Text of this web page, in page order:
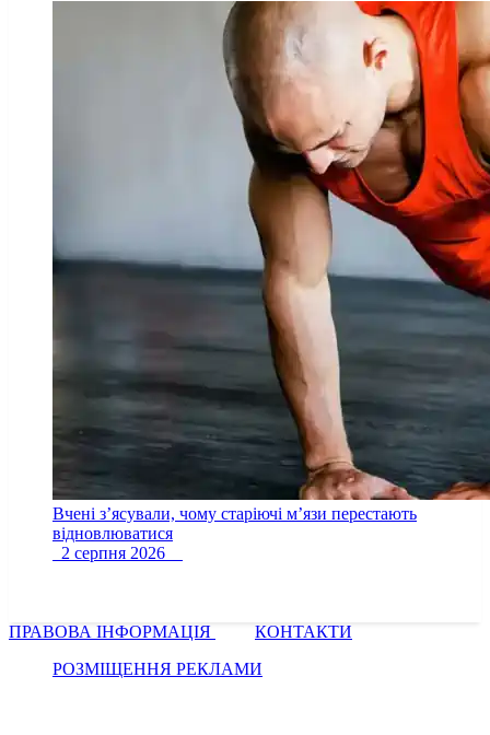
Вчені з’ясували, чому старіючі м’язи перестають
відновлюватися
2 серпня 2026
ПРАВОВА ІНФОРМАЦІЯ
КОНТАКТИ
РОЗМІЩЕННЯ РЕКЛАМИ